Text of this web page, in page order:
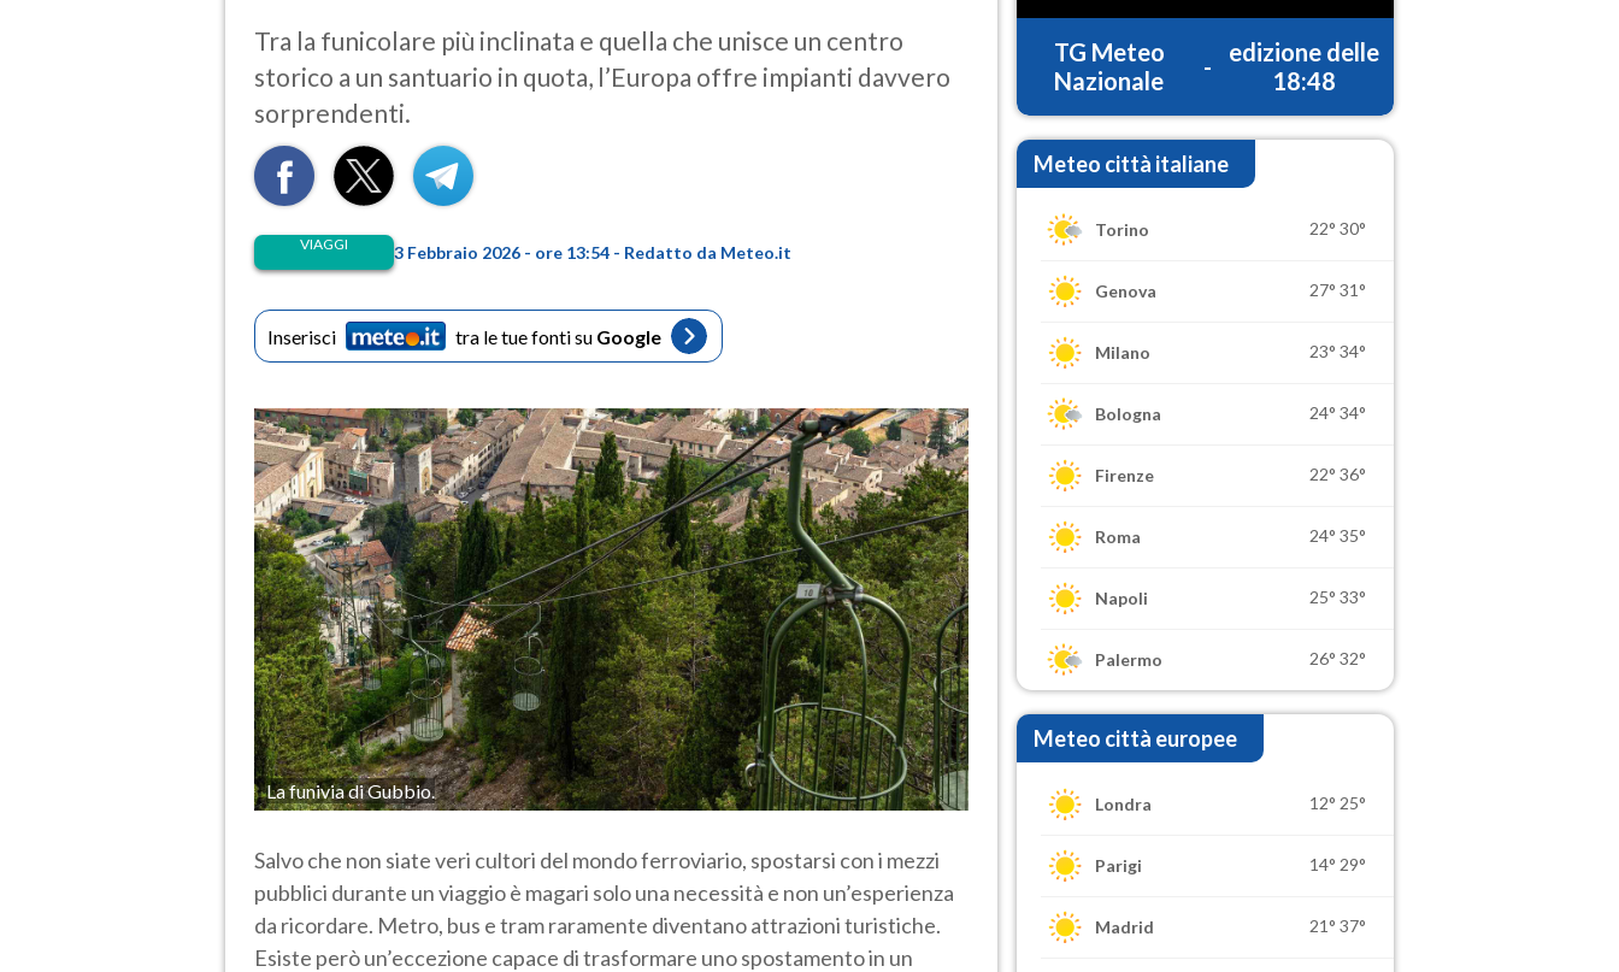
Tra la funicolare più inclinata e quella che unisce un centro
storico a un santuario in quota, l’Europa offre impianti davvero
sorprendenti.
VIAGGI 3 Febbraio 2026 - ore 13:54 - Redatto da Meteo.it
Inserisci tra le tue fonti su Google
La funivia di Gubbio.
Salvo che non siate veri cultori del mondo ferroviario, spostarsi con i mezzi
pubblici durante un viaggio è magari solo una necessità e non un’esperienza
da ricordare. Metro, bus e tram raramente diventano attrazioni turistiche.
Esiste però un’eccezione capace di trasformare uno spostamento in un
TG Meteo
Nazionale
-
edizione delle
18:48
Meteo città italiane
Torino 22° 30°
Genova 27° 31°
Milano 23° 34°
Bologna 24° 34°
Firenze 22° 36°
Roma 24° 35°
Napoli 25° 33°
Palermo 26° 32°
Meteo città europee
Londra 12° 25°
Parigi 14° 29°
Madrid 21° 37°